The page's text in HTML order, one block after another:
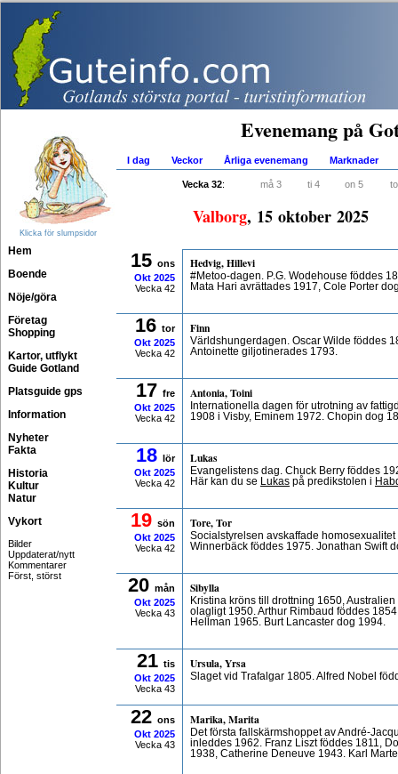
Klicka för slumpsidor
Hem
Boende
Nöje/göra
Företag
Shopping
Kartor, utflykt
Guide Gotland
Platsguide gps
Information
Nyheter
Fakta
Historia
Kultur
Natur
Vykort
Bilder
Uppdaterat/nytt
Kommentarer
Först, störst
Evenemang på
I dag Veckor Årliga evenemang Marknader
Vecka 32: må 3 ti 4 on 5
Valborg, 15 oktober 2025
15 ons
Okt 2025
Vecka 42
Hedvig, Hillevi
#Metoo-dagen. P.G. Wodehouse föddes
Mata Hari avrättades 1917, Cole Porter
16 tor
Okt 2025
Vecka 42
Finn
Världshungerdagen. Oscar Wilde föddes
Antoinette giljotinerades 1793.
17 fre
Okt 2025
Vecka 42
Antonia, Toini
Internationella dagen för utrotning av
1908 i Visby, Eminem 1972. Chopin dog
18 lör
Okt 2025
Vecka 42
Lukas
Evangelistens dag. Chuck Berry föddes
Här kan du se
Lukas på predikstolen i
19 sön
Okt 2025
Vecka 42
Tore, Tor
Socialstyrelsen avskaffade
Winnerbäck föddes 1975. Jonathan Swift
20 mån
Okt 2025
Vecka 43
Sibylla
Kristina kröns till drottning 1650,
olagligt 1950. Arthur Rimbaud föddes
Hellman 1965. Burt Lancaster dog 1994.
21 tis
Okt 2025
Vecka 43
Ursula, Yrsa
Slaget vid Trafalgar 1805. Alfred Nobel
22 ons
Okt 2025
Vecka 43
Marika, Marita
Det första fallskärmshoppet av André-
inleddes 1962. Franz Liszt föddes 1811,
1938, Catherine Deneuve 1943. Karl